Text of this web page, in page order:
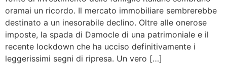
oramai un ricordo. Il mercato immobiliare sembrerebbe
destinato a un inesorabile declino. Oltre alle onerose
imposte, la spada di Damocle di una patrimoniale e il
recente lockdown che ha ucciso definitivamente i
leggerissimi segni di ripresa. Un vero […]